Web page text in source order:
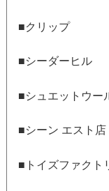
■クリップ
■シーダーヒル
■シュエットウー
■シーン エスト店
■トイズファクト